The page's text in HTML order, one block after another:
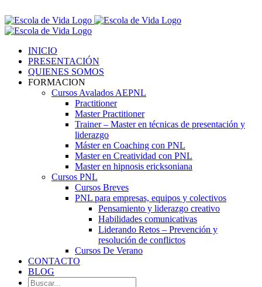
al
contenido
Facebook
Instagram
LinkedIn
INICIO
PRESENTACIÓN
QUIENES SOMOS
FORMACION
Cursos Avalados AEPNL
Practitioner
Master Practitioner
Trainer – Master en técnicas de presentación y
liderazgo
Máster en Coaching con PNL
Master en Creatividad con PNL
Master en hipnosis ericksoniana
Cursos PNL
Cursos Breves
PNL para empresas, equipos y colectivos
Pensamiento y liderazgo creativo
Habilidades comunicativas
Liderando Retos – Prevención y
resolución de conflictos
Cursos De Verano
CONTACTO
BLOG
Buscar: